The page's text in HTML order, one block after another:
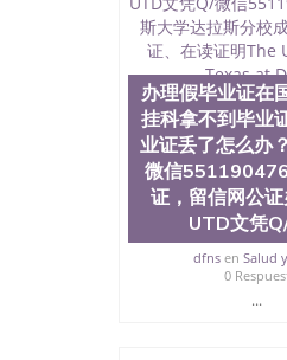
公司专业制作、
文凭、假文凭假
认证、留服认证
认证、留学生学
历、新西兰学历
University）圣
University）圣何
University）圣
State University
University）圣
圣何塞州立大
圣何塞州立大
塞州立大学学
大学学历（San
办理假毕业证在
挂科拿不到毕业
业证丢了怎么办
微信
证，留信网公
UTD文凭
dfns enSalud
0
...